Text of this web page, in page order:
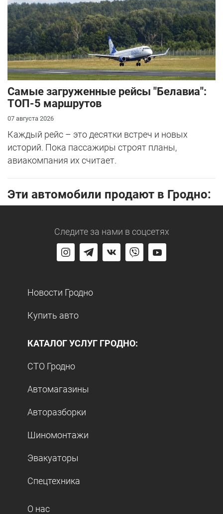
Самые загруженные рейсы "Белавиа":
ТОП-5 маршрутов
07 августа 2026
Каждый рейс – это десятки встреч и новых
историй. Пока пассажиры строят планы,
авиакомпания их считает.
Эти автомобили продают в Гродно:
Следите за нами в соцсетях
Новости Гродно
Купить авто
КАТАЛОГ УСЛУГ ГРОДНО:
СТО Гродно
Автомагазины
Авторазборки
Шиномонтажи
Эвакуаторы
Спецтехника
О нас